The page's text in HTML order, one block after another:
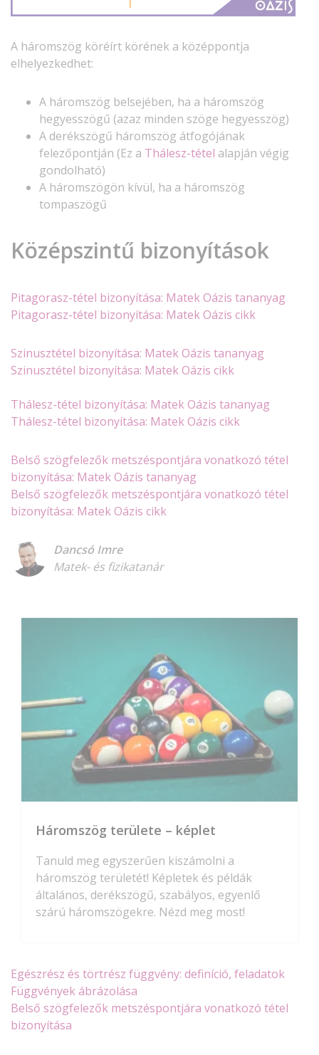
A háromszög köréírt körének a középpontja
elhelyezkedhet:
A háromszög belsejében, ha a háromszög
hegyesszögű (azaz minden szöge hegyesszög)
A derékszögű háromszög átfogójának
felezőpontján (Ez a Thálesz-tétel alapján végig
gondolható)
A háromszögön kívül, ha a háromszög
tompaszögű
Középszintű bizonyítások
Pitagorasz-tétel bizonyítása: Matek Oázis tananyag
Pitagorasz-tétel bizonyítása: Matek Oázis cikk
Szinusztétel bizonyítása: Matek Oázis tananyag
Szinusztétel bizonyítása: Matek Oázis cikk
Thálesz-tétel bizonyítása: Matek Oázis tananyag
Thálesz-tétel bizonyítása: Matek Oázis cikk
Belső szögfelezők metszéspontjára vonatkozó tétel
bizonyítása: Matek Oázis tananyag
Belső szögfelezők metszéspontjára vonatkozó tétel
bizonyítása: Matek Oázis cikk
Dancsó Imre
Matek- és fizikatanár
Háromszög területe – képlet
Tanuld meg egyszerűen kiszámolni a
háromszög területét! Képletek és példák
általános, derékszögű, szabályos, egyenlő
szárú háromszögekre. Nézd meg most!
Egészrész és törtrész függvény: definíció, feladatok
Függvények ábrázolása
Belső szögfelezők metszéspontjára vonatkozó tétel
bizonyítása